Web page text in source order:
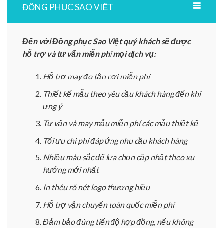
ĐỒNG PHỤC SAO VIỆT
Đến với Đồng phục Sao Việt quý khách sẽ được
hỗ trợ và tư vấn miễn phí mọi dịch vụ:
Hỗ trợ may đo tận nơi miễn phí
Thiết kế mẫu theo yêu cầu khách hàng đến khi
ưng ý
Tư vấn và may mẫu miễn phí các mẫu thiết kế
Tối ưu chi phí đáp ứng nhu cầu khách hàng
Nhiều màu sắc để lựa chọn cập nhật theo xu
hướng mới nhất
In thêu rõ nét logo thương hiệu
Hỗ trợ vận chuyển toàn quốc miễn phí
Đảm bảo đúng tiến độ hợp đồng, nếu không